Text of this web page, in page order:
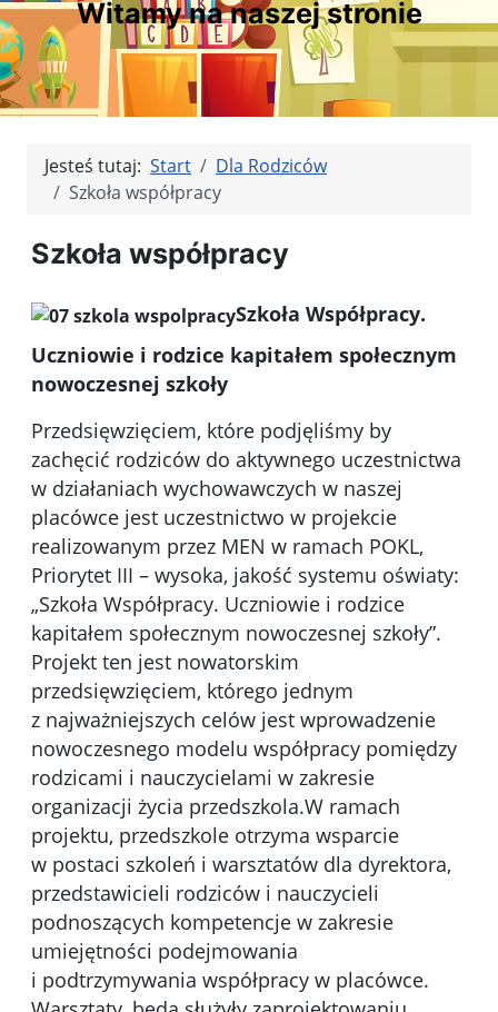
Witamy na naszej stronie
Jesteś tutaj: Start
Dla Rodziców
Szkoła współpracy
Szkoła współpracy
Szkoła Współpracy.
Uczniowie i rodzice kapitałem społecznym
nowoczesnej szkoły
Przedsięwzięciem, które podjęliśmy by
zachęcić rodziców do aktywnego uczestnictwa
w działaniach wychowawczych w naszej
placówce jest uczestnictwo w projekcie
realizowanym przez MEN w ramach POKL,
Priorytet III – wysoka, jakość systemu oświaty:
„Szkoła Współpracy. Uczniowie i rodzice
kapitałem społecznym nowoczesnej szkoły”.
Projekt ten jest nowatorskim
przedsięwzięciem, którego jednym
z najważniejszych celów jest wprowadzenie
nowoczesnego modelu współpracy pomiędzy
rodzicami i nauczycielami w zakresie
organizacji życia przedszkola.W ramach
projektu, przedszkole otrzyma wsparcie
w postaci szkoleń i warsztatów dla dyrektora,
przedstawicieli rodziców i nauczycieli
podnoszących kompetencje w zakresie
umiejętności podejmowania
i podtrzymywania współpracy w placówce.